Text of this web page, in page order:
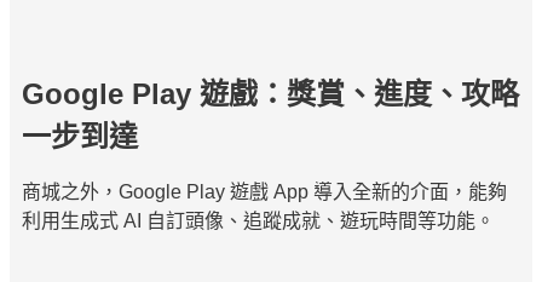
Google Play 遊戲：獎賞、進度、攻略
一步到達
商城之外，Google Play 遊戲 App 導入全新的介面，能夠
利用生成式 AI 自訂頭像、追蹤成就、遊玩時間等功能。